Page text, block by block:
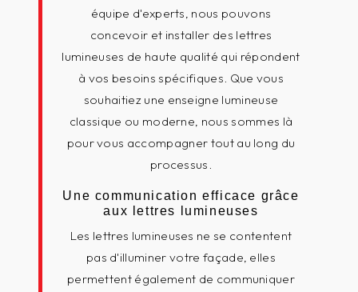
équipe d'experts, nous pouvons
concevoir et installer des lettres
lumineuses de haute qualité qui répondent
à vos besoins spécifiques. Que vous
souhaitiez une enseigne lumineuse
classique ou moderne, nous sommes là
pour vous accompagner tout au long du
processus.
Une communication efficace grâce
aux lettres lumineuses
Les lettres lumineuses ne se contentent
pas d'illuminer votre façade, elles
permettent également de communiquer